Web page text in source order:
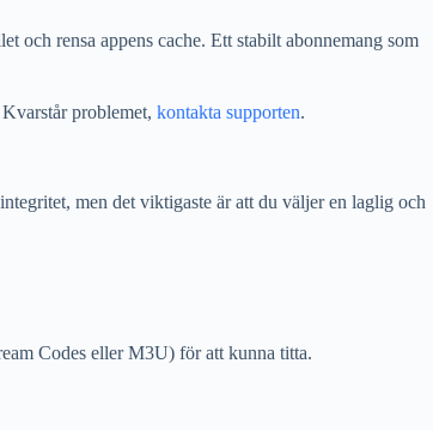
och rensa appens cache. Ett stabilt abonnemang som
problemet, kontakta supporten.
men det viktigaste är att du väljer en laglig och
Codes eller M3U) för att kunna titta.